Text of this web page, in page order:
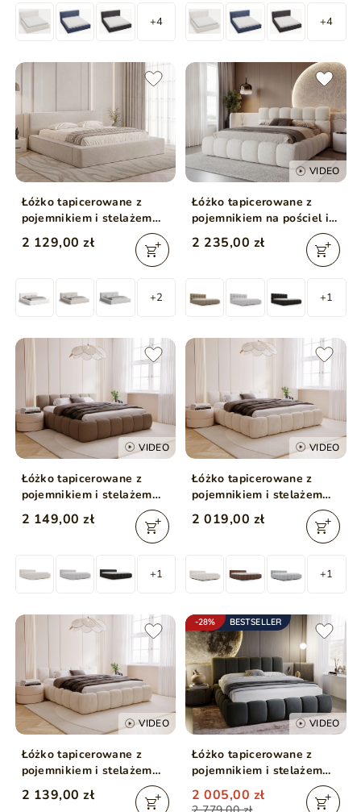
+4 +4
Łóżko tapicerowane z
pojemnikiem i stelażem
180x200 Mali Beżowe
2 129,00 zł
+2
VIDEO
Łóżko tapicerowane z
pojemnikiem na pościel i
stelażem 140x200 Modo w
tkaninie bouclé Beżowe
2 235,00 zł
+1
VIDEO
Łóżko tapicerowane z
pojemnikiem i stelażem
180x200 Cloud Low
brązowe
2 149,00 zł
+1
VIDEO
Łóżko tapicerowane z
pojemnikiem i stelażem
160x200 Cloud Low
beżowe
2 019,00 zł
+1
VIDEO
Łóżko tapicerowane z
pojemnikiem i stelażem
200x200 Cloud Low
beżowe
2 139,00 zł
-28% BESTSELLER
VIDEO
Łóżko tapicerowane z
pojemnikiem i stelażem
160x200 Cloud Ciemny
szary
2 005,00 zł